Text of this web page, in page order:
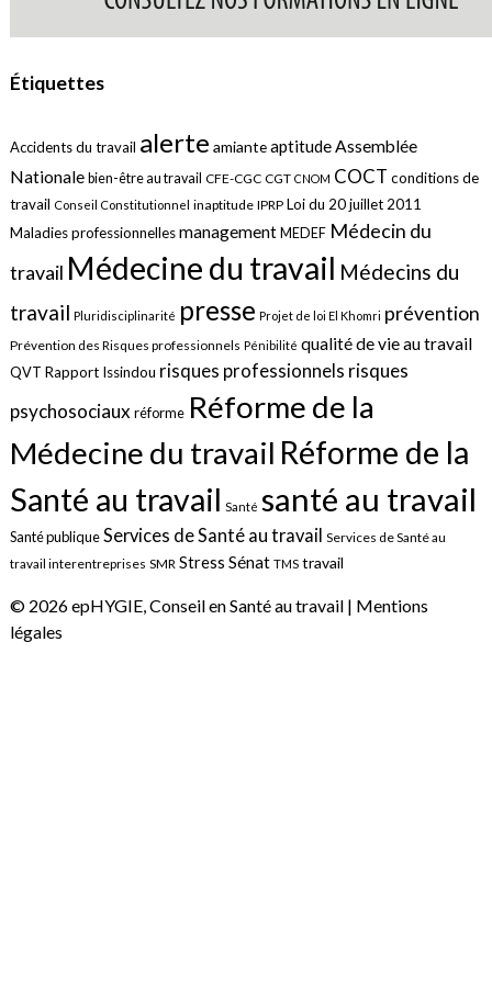
Étiquettes
Accidents du travail alerte amianteaptitudeAssemblée
Nationale bien-être au travail CFE-CGC CGT CNOM COCT conditions de
travail Conseil Constitutionnel inaptitude IPRP Loi du 20 juillet 2011
Maladies professionnellesmanagement MEDEF Médecin du
travail Médecine du travail Médecins du
travail Pluridisciplinarité presse Projet de loi El Khomri prévention
Prévention des Risques professionnels Pénibilité qualité de vie au travail
QVT Rapport Issindou risques professionnels risques
psychosociauxréforme Réforme de la
Médecine du travail Réforme de la
Santé au travail Santé santé au travail
Santé publiqueServices de Santé au travail Services de Santé au
travail interentreprises SMR Stress Sénat TMS travail
© 2026 epHYGIE, Conseil en Santé au travail | Mentions
légales